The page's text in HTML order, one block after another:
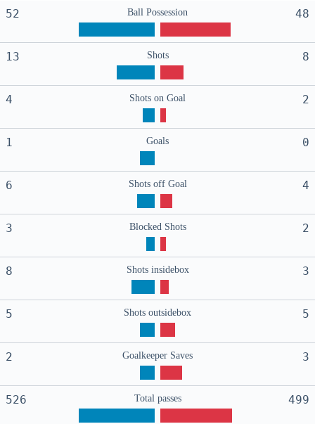
52 Ball Possession 48
13 Shots 8
4 Shots on Goal 2
1 Goals 0
6 Shots off Goal 4
3 Blocked Shots 2
8 Shots insidebox 3
5 Shots outsidebox 5
2 Goalkeeper Saves 3
526 Total passes 499